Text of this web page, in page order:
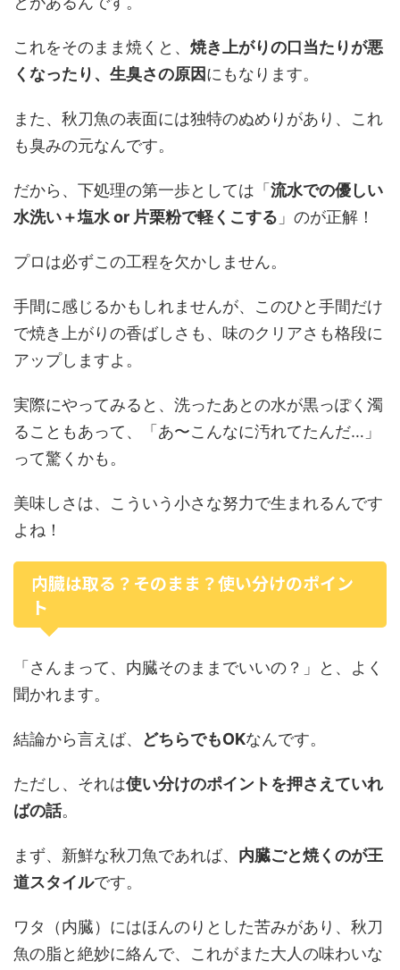
これをそのまま焼くと、 焼き上がりの口当たりが悪
くなったり、生臭さの原因にもなります。
また、秋刀魚の表面には独特のぬめりがあり、これ
も臭みの元なんです。
だから、下処理の第一歩としては「 流水での優しい
水洗い＋塩水 or 片栗粉で軽くこする 」のが正解！
プロは必ずこの工程を欠かしません。
手間に感じるかもしれませんが、このひと手間だけ
で焼き上がりの香ばしさも、味のクリアさも格段に
アップしますよ。
実際にやってみると、洗ったあとの水が黒っぽく濁
ることもあって、「あ〜こんなに汚れてたんだ…」
って驚くかも。
美味しさは、こういう小さな努力で生まれるんです
よね！
内臓は取る？そのまま？使い分けのポイン
ト
「さんまって、内臓そのままでいいの？」と、よく
聞かれます。
結論から言えば、 どちらでもOKなんです。
ただし、それは使い分けのポイントを押さえていれ
ばの話。
まず、新鮮な秋刀魚であれば、 内臓ごと焼くのが王
道スタイルです。
ワタ（内臓）にはほんのりとした苦みがあり、秋刀
魚の脂と絶妙に絡んで、これがまた大人の味わいな